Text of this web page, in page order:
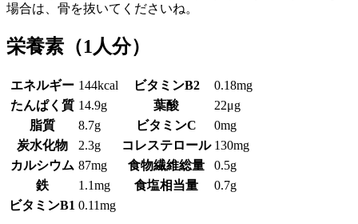
場合は、骨を抜いてくださいね。
栄養素 （1人分）
エネルギー 144kcal ビタミンB2
0.18mg
たんぱく質 14.9g 葉酸
22μg
脂質
8.7g ビタミンC
0mg
炭水化物
2.3g コレステロール 130mg
カルシウム 87mg 食物繊維総量
0.5g
鉄
1.1mg 食塩相当量
0.7g
ビタミンB1 0.11mg